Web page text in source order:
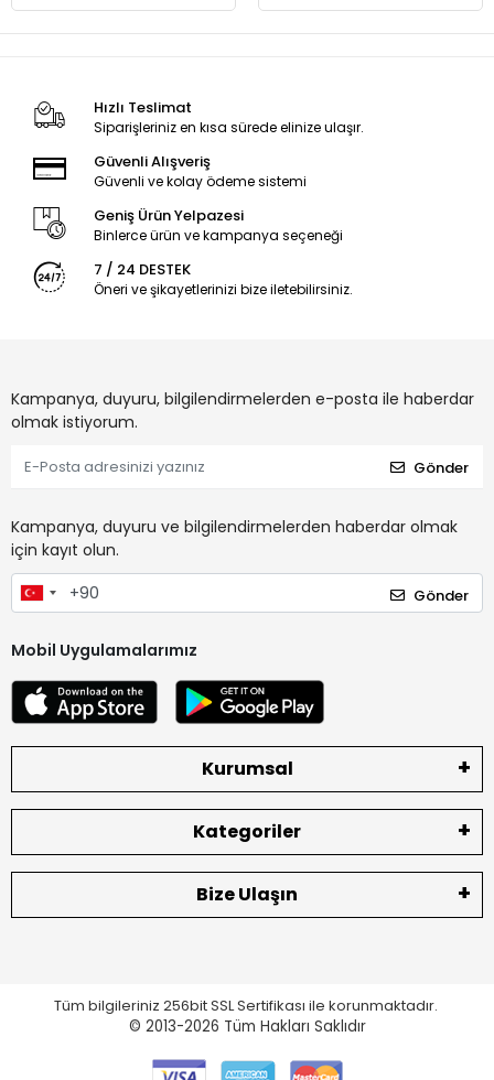
Hızlı Teslimat
Siparişleriniz en kısa sürede elinize ulaşır.
Güvenli Alışveriş
Güvenli ve kolay ödeme sistemi
Geniş Ürün Yelpazesi
Binlerce ürün ve kampanya seçeneği
7 / 24 DESTEK
Öneri ve şikayetlerinizi bize iletebilirsiniz.
Kampanya, duyuru, bilgilendirmelerden e-posta ile haberdar
olmak istiyorum.
Gönder
Kampanya, duyuru ve bilgilendirmelerden haberdar olmak
için kayıt olun.
Gönder
Mobil Uygulamalarımız
Kurumsal
Kategoriler
Bize Ulaşın
Tüm bilgileriniz 256bit SSL Sertifikası ile korunmaktadır.
© 2013-2026 Tüm Hakları Saklıdır